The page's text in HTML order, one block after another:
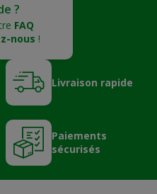
?
FAQ
nous !
Livraison rapide
Paiements
sécurisés